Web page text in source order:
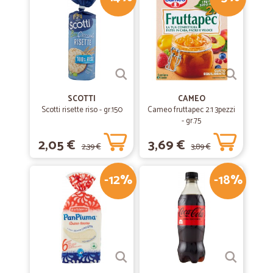
18/01/2021
—Claudia R.
Fornitore serio,spedizione…
Fornitore serio,spedizione velocissima,costi contenuti.
01/04/2019
—Mario P.
Come sempre, Venditore eccellente...veloce e preciso,..prodotto
conforme alla descrizione. Consigliato!
29/03/2019
—Riccardo B.
servizio efficiente e professionale
servizio efficiente e professionale
SCOTTI
Scotti risette riso - gr.150
2,05 € 2,39 €
CAMEO
Cameo fruttapec 2:1 3pezzi
- gr.75
3,69 € 3,89 €
-12% -18%